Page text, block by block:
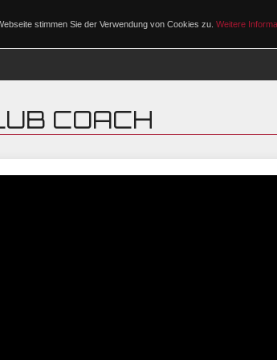
stimmen Sie der Verwendung von Cookies zu. Weitere
COACH